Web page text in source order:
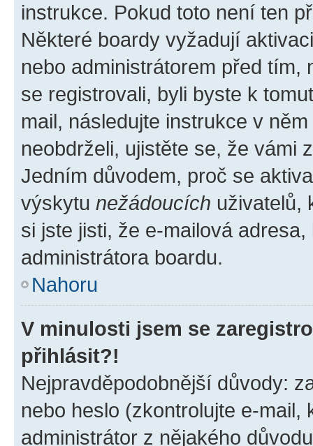
instrukce. Pokud toto není ten
Některé boardy vyžadují
nebo administrátorem před tím,
se registrovali, byli byste k
mail, následujte instrukce v
neobdrželi, ujistěte se, že vámi
Jedním důvodem, proč se
výskytu nežádoucích uživatelů,
si jste jisti, že e-mailová
administrátora boardu.
Nahoru
V minulosti jsem se
přihlásit?!
Nejpravděpodobnější důvody:
nebo heslo (zkontrolujte e-
administrátor z nějakého